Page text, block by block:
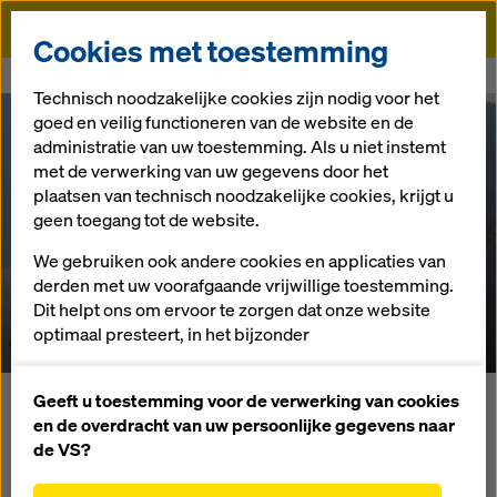
Doka
Koeltoren Lingen
Duitsland
Bij de krachtcentrale in Lingen gaat het om een koeltoren
met een basisdiameter van minder dan 90 m. Tot aan de
worden in totaal 90 klimeenheden van de Doka-
Cookies met toestemming
Technisch noodzakelijke cookies zijn nodig voor het
goed en veilig functioneren van de website en de
administratie van uw toestemming. Als u niet instemt
met de verwerking van uw gegevens door het
plaatsen van technisch noodzakelijke cookies, krijgt u
geen toegang tot de website.
We gebruiken ook andere cookies en applicaties van
derden met uw voorafgaande vrijwillige toestemming.
Dit helpt ons om ervoor te zorgen dat onze website
optimaal presteert, in het bijzonder
van onze website (functionele en statistische
cookies),
het vergemakkelijken van een soepel
Geeft u toestemming voor de verwerking van cookies
en de overdracht van uw persoonlijke gegevens naar
de VS?